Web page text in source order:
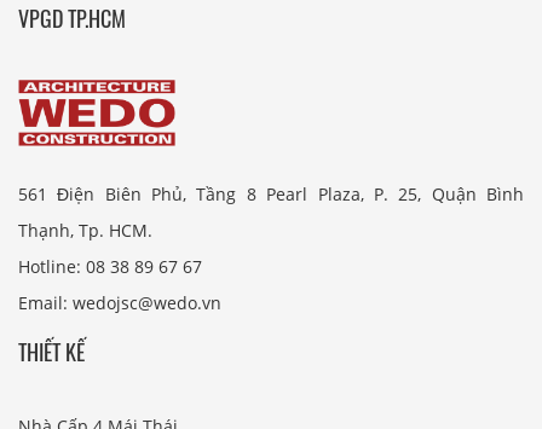
VPGD TP.HCM
561 Điện Biên Phủ, Tầng 8 Pearl Plaza, P. 25, Quận Bình
Thạnh, Tp. HCM.
Hotline: 08 38 89 67 67
Email: wedojsc@wedo.vn
THIẾT KẾ